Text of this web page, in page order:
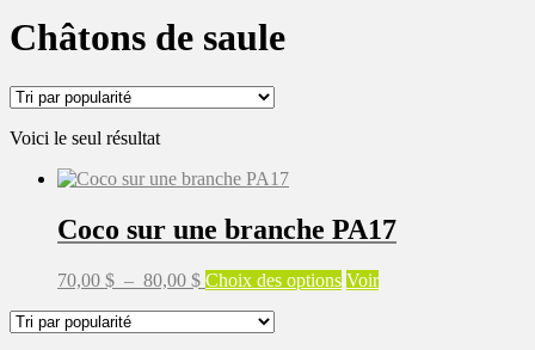
Châtons de saule
Voici le seul résultat
Coco sur une branche PA17
70,00 $ – 80,00 $Plage
Choix des options Ce
Voir